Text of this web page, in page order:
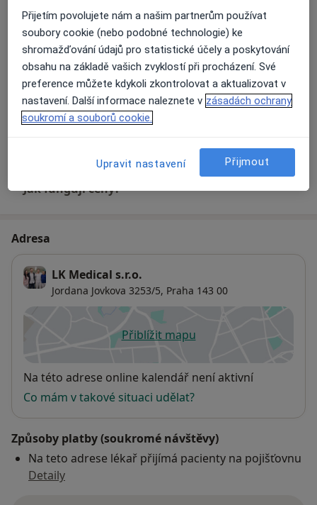
Estetická stomatologie
Detaily
Implantáty
Detaily
Jak fungují ceny?
Adresa
LK Medical s.r.o.
Jordana Jovkova 3253/5, Praha 143 00
Přiblížit mapuse otevře v nové záložce
Dostupnost
Na této adrese online kalendář není aktivní
Co mám v takové situaci udělat?
Způsoby platby (soukromé návštěvy)
Na teto adrese lékař přijímá pacienty na pojišťovnu
Detaily
Přijetím povolujete nám a našim partnerům používat
soubory cookie (nebo podobné technologie) ke
shromažďování údajů pro statistické účely a poskytování
obsahu na základě vašich zvyklostí při procházení. Své
preference můžete kdykoli zkontrolovat a aktualizovat v
nastavení. Další informace naleznete v zásadách ochrany
soukromí a souborů cookie.
Upravit nastavení Přijmout